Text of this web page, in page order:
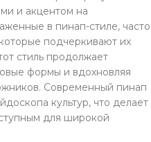
и акцентом на
в пинап-стиле, часто
подчеркивают их
стиль продолжает
формы и вдохновляя
Современный пинап
культур, что делает
для широкой